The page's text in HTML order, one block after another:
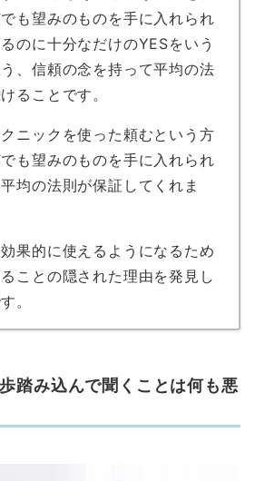
も望みのものを手に入れられ
のに十分なだけのYESをいう
、信頼の念を持って平均の法
ることです。
ニックを使った頼むという方
も望みのものを手に入れられ
均の法則が保証してくれま
果的に使えるようになるため
ことの隠された理由を発見し
。
踏み込んで聞くことは何も悪